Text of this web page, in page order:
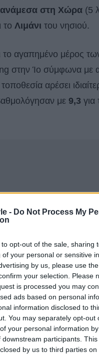
- Do Not Process My
to opt-out of the sale, sharing
of your personal or sensitive
by us, please use
your selection. Please
is processed you may
ads based on personal
information disclosed to
You may separately opt-out
your personal information
downstream participants.
by us to third parties on
ανάμεσα στη Χώρα (5
το Λιμάνι του νησιού.
το αγαπημένο μέρος
στην Ίο σύμφωνα με
αρέσει
με 9,3 για